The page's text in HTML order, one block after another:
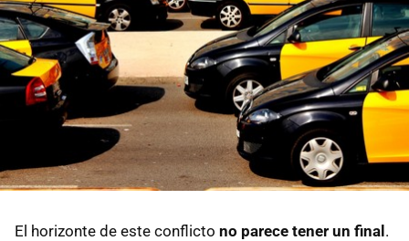
El horizonte de este conflicto no parece tener un final.